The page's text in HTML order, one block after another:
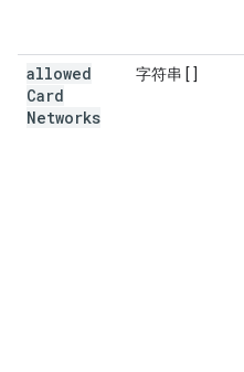
allowed
Card
Networks
字符串 [ ]